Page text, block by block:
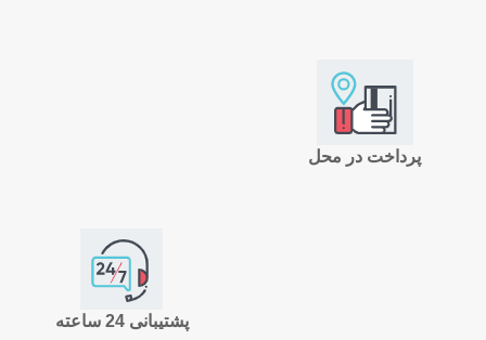
پرداخت در محل
پشتیبانی 24 ساعته